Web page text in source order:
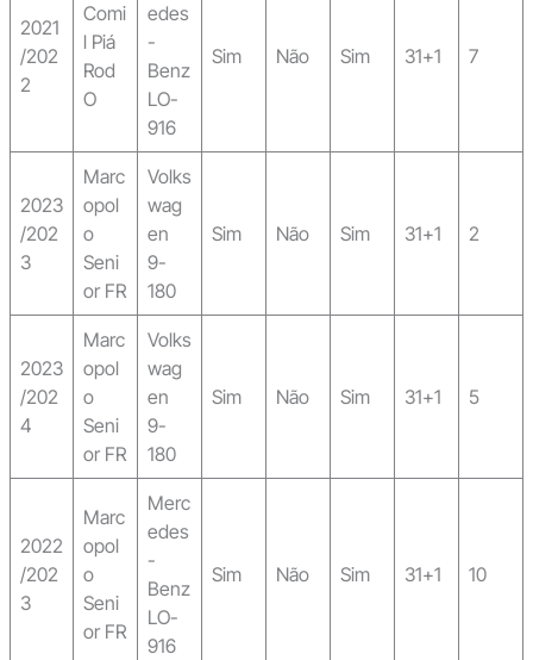
2021
/202
2
Comi
l Piá
Rod
O
edes
-
Benz
LO-
916
Sim Não Sim 31+1 7
2023
/202
3
Marc
opol
o
Seni
or FR
Volks
wag
en
9-
180
Sim Não Sim 31+1 2
2023
/202
4
Marc
opol
o
Seni
or FR
Volks
wag
en
9-
180
Sim Não Sim 31+1 5
2022
/202
3
Marc
opol
o
Seni
or FR
Merc
edes
-
Benz
LO-
916
Sim Não Sim 31+1 10